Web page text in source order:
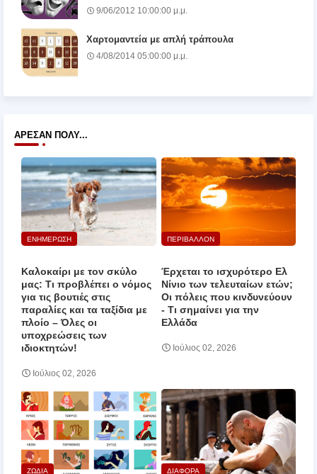
9/06/2012 10:00:00 μ.μ.
Χαρτομαντεία με απλή τράπουλα
4/08/2014 05:00:00 μ.μ.
ΆΡΕΣΑΝ ΠΟΛΎ...
ΕΝΗΜΕΡΩΣΗ
Καλοκαίρι με τον σκύλο
μας: Τι προβλέπει ο νόμος
για τις βουτιές στις
παραλίες και τα ταξίδια με
πλοίο – Όλες οι
υποχρεώσεις των
ιδιοκτητών!
Ιούλιος 02, 2026
ΠΕΡΙΒΑΛΛΟΝ
Έρχεται το ισχυρότερο Ελ
Νίνιο των τελευταίων ετών;
Οι πόλεις που κινδυνεύουν
‑ Τι σημαίνει για την
Ελλάδα
Ιούλιος 02, 2026
ΖΩΔΙΑ ΔΙΑΦΟΡΑ